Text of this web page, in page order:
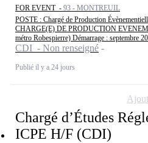
FOR EVENT - 93 - MONTREUIL
POSTE : Chargé de Production
CHARGE(E) DE PRODUCTION
métro Robespierre) Démarrage : septembre
CDI - Non renseigné
Publié il y a 24 jours
Chargé d’Études
ICPE H/F (CDI)